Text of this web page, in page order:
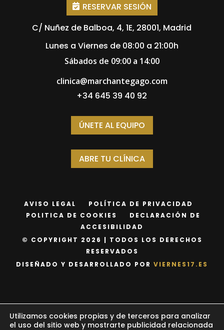
RESERVAR SESIÓN
C/ Nuñez de Balboa, 4, 1E, 28001, Madrid
Lunes a Viernes de 08:00 a 21:00h
Sábados de 09:00 a 14:00
clinica@marchantegago.com
+34 645 39 40 92
ÚNETE AL EQUIPO
ABRE TU CLÍNICA
AVISO LEGAL
POLÍTICA DE PRIVACIDAD
POLITICA DE COOKIES
DECLARACIÓN DE
ACCESIBILIDAD
© COPYRIGHT 2026 | TODOS LOS DERECHOS
RESERVADOS
DISEÑADO Y DESARROLLADO POR VIERNES17.ES
Utilizamos cookies propias y de terceros para analizar
el uso del sitio web y mostrarte publicidad relacionada